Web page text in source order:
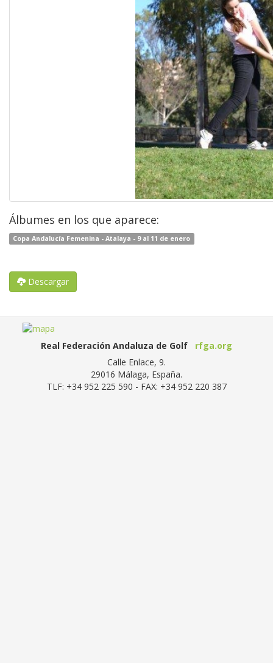
Álbumes en los que aparece:
Copa Andalucía Femenina - Atalaya - 9 al 11 de enero
Descargar
Real Federación Andaluza de Golf
rfga.org
Calle Enlace, 9.
29016 Málaga, España.
TLF: +34 952 225 590 - FAX: +34 952 220 387